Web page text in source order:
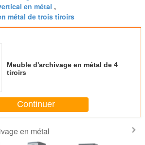
en métal ,
métal de trois tiroirs
Meuble d'archivage en métal de 4
tiroirs
Continuer
en métal